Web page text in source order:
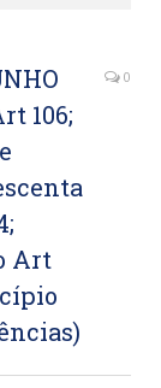
106;
Art
0